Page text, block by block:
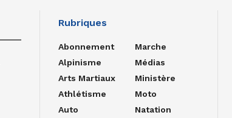
Rubriques
Abonnement
Alpinisme
Arts Martiaux
Athlétisme
Auto
Marche
Médias
Ministère
Moto
Natation